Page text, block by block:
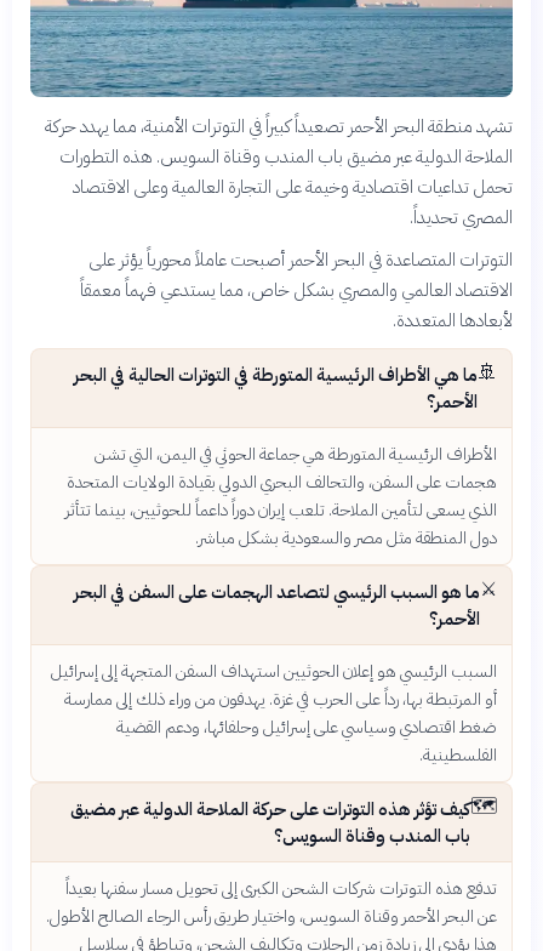
تشهد منطقة البحر الأحمر تصعيداً كبيراً في التوترات الأمنية، مما يهدد حركة
الملاحة الدولية عبر مضيق باب المندب وقناة السويس. هذه التطورات
تحمل تداعيات اقتصادية وخيمة على التجارة العالمية وعلى الاقتصاد
المصري تحديداً.
التوترات المتصاعدة في البحر الأحمر أصبحت عاملاً محورياً يؤثر على
الاقتصاد العالمي والمصري بشكل خاص، مما يستدعي فهماً معمقاً
لأبعادها المتعددة.
🚢ما هي الأطراف الرئيسية المتورطة في التوترات الحالية في البحر
الأحمر؟
الأطراف الرئيسية المتورطة هي جماعة الحوثي في اليمن، التي تشن
هجمات على السفن، والتحالف البحري الدولي بقيادة الولايات المتحدة
الذي يسعى لتأمين الملاحة. تلعب إيران دوراً داعماً للحوثيين، بينما تتأثر
دول المنطقة مثل مصر والسعودية بشكل مباشر.
⚔️ما هو السبب الرئيسي لتصاعد الهجمات على السفن في البحر
الأحمر؟
السبب الرئيسي هو إعلان الحوثيين استهداف السفن المتجهة إلى إسرائيل
أو المرتبطة بها، رداً على الحرب في غزة. يهدفون من وراء ذلك إلى ممارسة
ضغط اقتصادي وسياسي على إسرائيل وحلفائها، ودعم القضية
الفلسطينية.
🗺️كيف تؤثر هذه التوترات على حركة الملاحة الدولية عبر مضيق
باب المندب وقناة السويس؟
تدفع هذه التوترات شركات الشحن الكبرى إلى تحويل مسار سفنها بعيداً
عن البحر الأحمر وقناة السويس، واختيار طريق رأس الرجاء الصالح الأطول.
هذا يؤدي إلى زيادة زمن الرحلات وتكاليف الشحن، وتباطؤ في سلاسل